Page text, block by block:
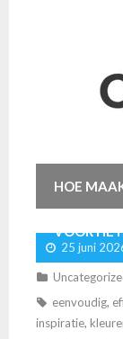
HOE
VOOR
25 juni
eenvoudig,
inspiratie,